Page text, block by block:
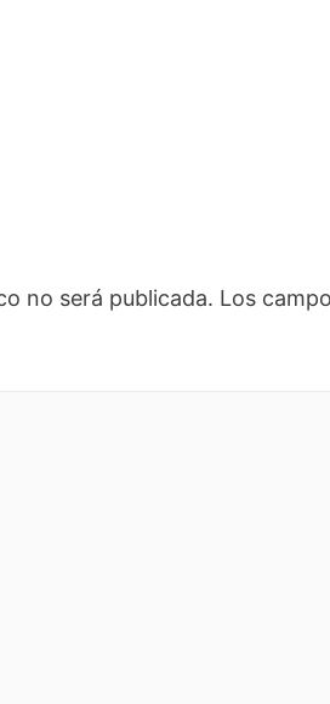
no será publicada. Los